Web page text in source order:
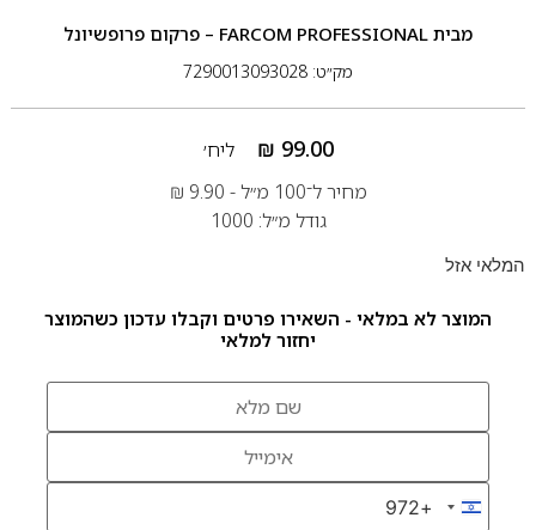
מבית FARCOM PROFESSIONAL – פרקום פרופשיונל
מק״ט: 7290013093028
₪ 99.00
ליח׳
מחיר ל־100 מ״ל -
₪ 9.90
גודל מ״ל: 1000
המלאי אזל
המוצר לא במלאי - השאירו פרטים וקבלו עדכון כשהמוצר
יחזור למלאי
Israel +972
+972